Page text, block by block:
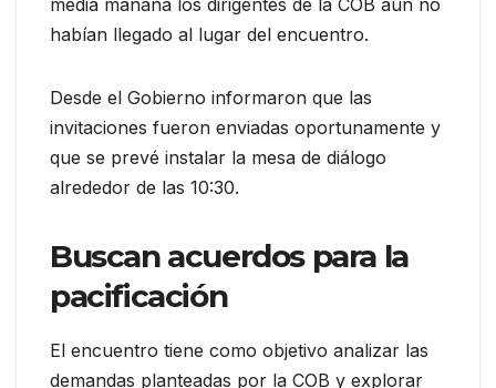
habían llegado al lugar del encuentro.
Desde el Gobierno informaron que las
invitaciones fueron enviadas oportunamente y
que se prevé instalar la mesa de diálogo
alrededor de las 10:30.
Buscan acuerdos para la
pacificación
El encuentro tiene como objetivo analizar las
demandas planteadas por la COB y explorar